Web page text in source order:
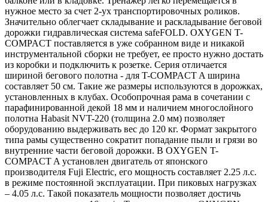
нужное место за счет 2-ух транспортировочных роликов.
Значительно облегчает складывание и раскладывание беговой
дорожки гидравлическая система safeFOLD. OXYGEN T-
COMPACT поставляется в уже собранном виде и никакой
инструментальной сборки не требует, ее просто нужно достать
из коробки и подключить к розетке. Серия отличается
шириной бегового полотна - для T-COMPACT A ширина
составляет 50 см. Такие же размеры используются в дорожках,
установленных в клубах. Особопрочная рама в сочетании с
парафинированной декой 18 мм и наличием многослойного
полотна Habasit NVT-220 (толщина 2.0 мм) позволяет
оборудованию выдерживать вес до 120 кг. Формат закрытого
типа рамы существенно сократит попадание пыли и грязи во
внутренние части беговой дорожки. В OXYGEN T-
COMPACT A установлен двигатель от японского
производителя Fuji Electric, его мощность составляет 2.25 л.с.
в режиме постоянной эксплуатации. При пиковых нагрузках
– 4.05 л.с. Такой показатель мощности позволяет достичь